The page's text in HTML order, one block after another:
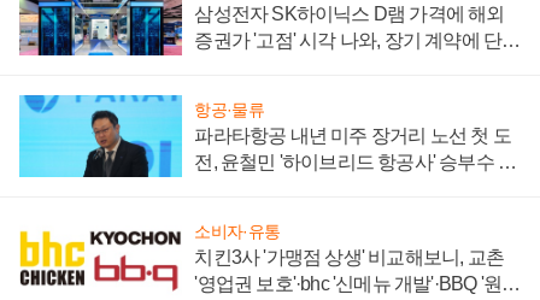
삼성전자 SK하이닉스 D램 가격에 해외
증권가 '고점' 시각 나와, 장기 계약에 단점
항공·물류
파라타항공 내년 미주 장거리 노선 첫 도
전, 윤철민 '하이브리드 항공사' 승부수 통
소비자·유통
치킨3사 '가맹점 상생' 비교해보니, 교촌
'영업권 보호'·bhc '신메뉴 개발'·BBQ '원가